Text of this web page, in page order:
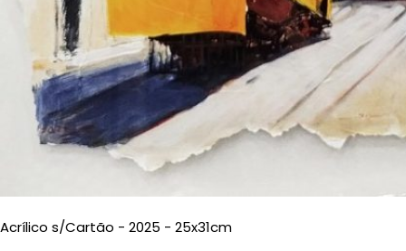
Acrílico s/Cartão - 2025 - 25x31cm